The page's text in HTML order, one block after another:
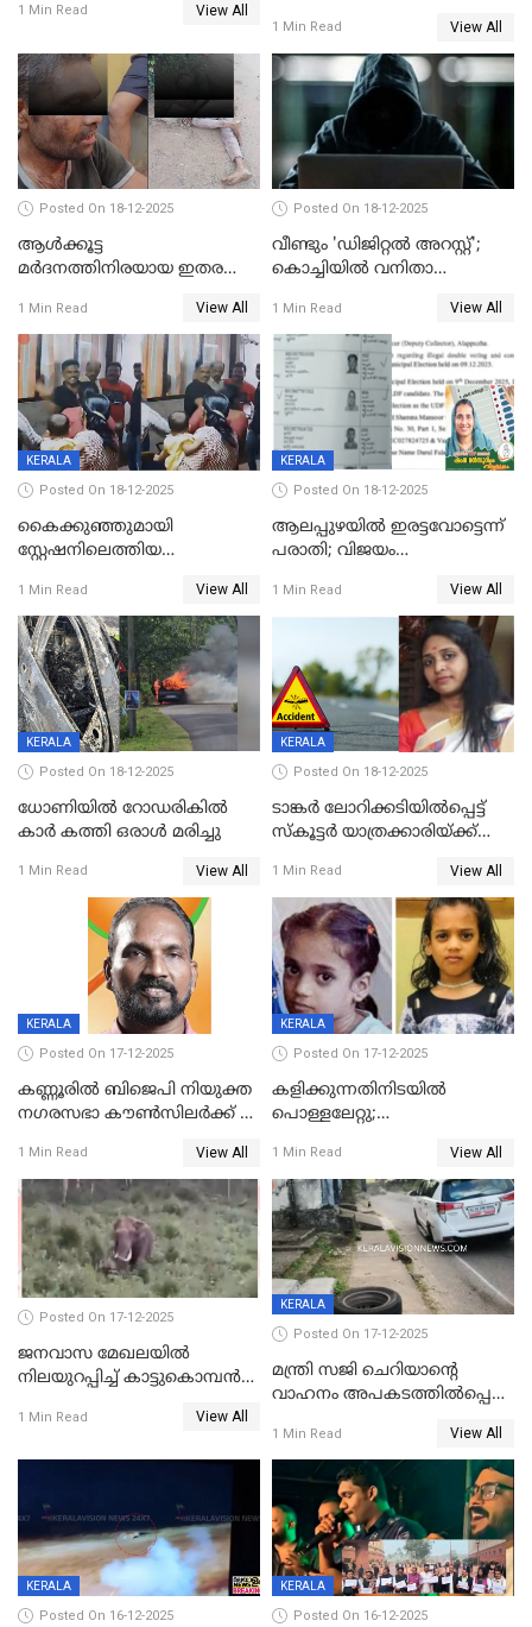
1 Min Read View All
1 Min Read View All
Posted On 18-12-2025
ആൾക്കൂട്ട
മർദനത്തിനിരയായ ഇതര
നടുക്കുന്ന സംഭവം
വാളയാറിൽ
1 Min Read View All
Posted On 18-12-2025
വീണ്ടും 'ഡിജിറ്റല്‍ അറസ്റ്റ്';
കൊച്ചിയില്‍ വനിതാ
കോടി രൂപ
1 Min Read View All
KERALA
Posted On 18-12-2025
കൈക്കുഞ്ഞുമായി
സ്റ്റേഷനിലെത്തിയ
കരണത്തടിച്ചു; CC ടിവി
ദൃശ്യങ്ങൾ പുറത്ത്
1 Min Read View All
KERALA
Posted On 18-12-2025
ആലപ്പുഴയിൽ ഇരട്ടവോട്ടെന്ന്
പരാതി; വിജയം
വാർഡിലെ എൽഡിഎഫ്
സ്ഥാനാർത്ഥി
1 Min Read View All
KERALA
Posted On 18-12-2025
ധോണിയിൽ റോഡരികിൽ
കാർ കത്തി ഒരാൾ മരിച്ചു
1 Min Read View All
KERALA
Posted On 18-12-2025
ടാങ്കർ ലോറിക്കടിയിൽപ്പെട്ട്
സ്കൂട്ടർ യാത്രക്കാരിയ്ക്ക്
കണ്ടോത്ത് ദേശീയ പാതയിൽ
1 Min Read View All
KERALA
Posted On 17-12-2025
കണ്ണൂരിൽ ബിജെപി നിയുക്ത
നഗരസഭാ കൗൺസിലർക്ക് 36
1 Min Read View All
KERALA
Posted On 17-12-2025
കളിക്കുന്നതിനിടയിൽ
പൊള്ളലേറ്റു;
ക്ലാസ് വിദ്യാർത്ഥിനി മരിച്ചു
1 Min Read View All
Posted On 17-12-2025
ജനവാസ മേഖലയില്‍
നിലയുറപ്പിച്ച് കാട്ടുകൊമ്പന്‍
1 Min Read View All
KERALA
Posted On 17-12-2025
മന്ത്രി സജി ചെറിയാന്റെ
വാഹനം അപകടത്തിൽപ്പെട്ടു;
രക്ഷപ്പെട്ടത് തലനാരിടയ്ക്ക്
1 Min Read View All
KERALA
Posted On 16-12-2025
KERALA
Posted On 16-12-2025